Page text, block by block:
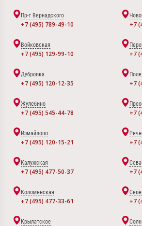
Пр-т Вернадского
+7 (495) 789-49-10 +7
Войковская
+7 (495) 129-99-10 +7
Дубровка
+7 (495) 120-12-35 +7
Жулебино
+7 (495) 545-44-78 +7
Измайлово
+7 (495) 120-15-21 +7
Калужская
+7 (495) 477-50-37 +7
Коломенская
+7 (495) 477-33-61 +7
Крылатское